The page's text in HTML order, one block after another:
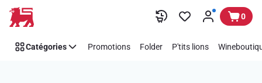
Passer 0
Catégories Promotions Folder P'tits lions